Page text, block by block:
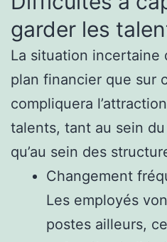
garder les
La situation incertaine
plan financier que sur
compliquera
talents, tant au sein
qu’au sein des
Changement
Les employés
postes ailleurs,